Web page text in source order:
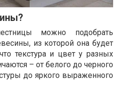
можно подобрать
из которой она будет
текстура и цвет у разных
– от белого до черного
до яркого выраженного